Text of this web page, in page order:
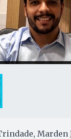
Marden